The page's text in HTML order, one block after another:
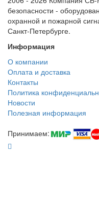
безопасности -
охранной и пожарной
Санкт-Петербурге.
Информация
О компании
Оплата и доставка
Контакты
Политика
Новости
Полезная информация
Принимаем: